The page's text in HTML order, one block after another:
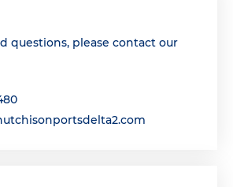
questions, please contact our